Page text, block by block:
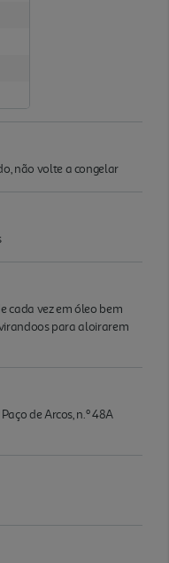
não volte a congelar
cada vez em óleo bem
para aloirarem
de Arcos, n.º 48A